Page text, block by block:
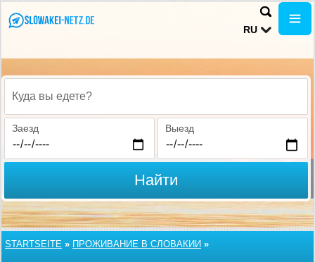
RU
Куда вы едете?
Заезд Выезд
Найти
STARTSEITE » ПРОЖИВАНИЕ В СЛОВАКИИ »